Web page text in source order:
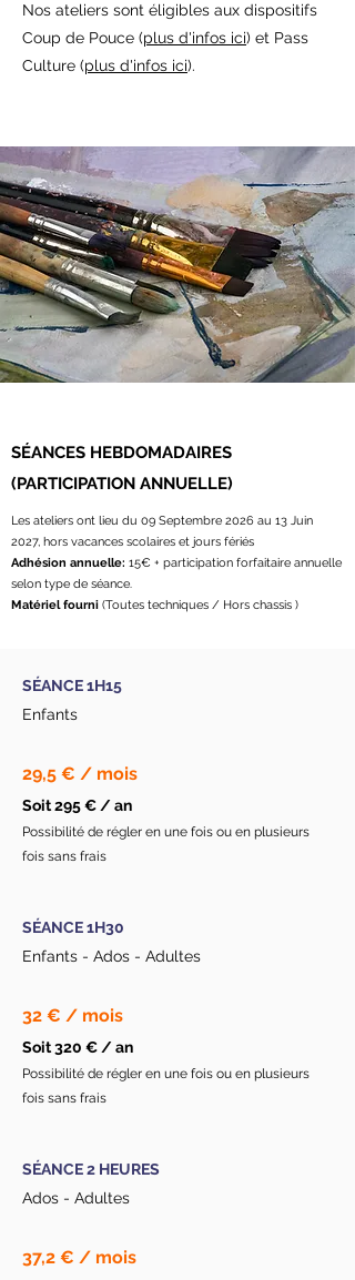
Nos ateliers sont éligibles aux dispositifs
Coup de Pouce (plus d'infos ici) et Pass
Culture (plus d'infos ici).
SÉANCES HEBDOMADAIRES
(PARTICIPATION ANNUELLE)
Les ateliers ont lieu du 09 Septembre 2026 au 13 Juin
2027, hors vacances scolaires et jours fériés
Adhésion annuelle: 15€ + participation forfaitaire annuelle
selon type de séance.
Matériel fourni (Toutes techniques / Hors chassis )
SÉANCE 1H15
Enfants
29,5 € / mois
Soit 295 € / an
Possibilité de régler en une fois ou en plusieurs
fois sans frais
SÉANCE 1H30
Enfants - Ados - Adultes
32 € / mois
Soit 320 € / an
Possibilité de régler en une fois ou en plusieurs
fois sans frais
SÉANCE 2 HEURES
Ados - Adultes
37,2 € / mois